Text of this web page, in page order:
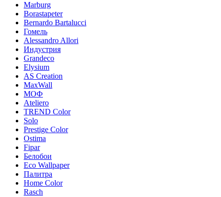
Marburg
Borastapeter
Bernardo Bartalucci
Гомель
Alessandro Allori
Индустрия
Grandeco
Elysium
AS Creation
MaxWall
МОФ
Ateliero
TREND Color
Solo
Prestige Color
Ostima
Fipar
Белобои
Eco Wallpaper
Палитра
Home Color
Rasch